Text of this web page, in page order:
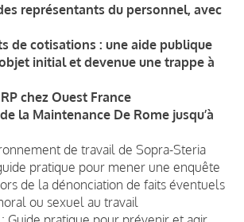
représentants du personnel, avec
de cotisations : une aide publique
initial et devenue une trappe à
chez Ouest France
la Maintenance De Rome jusqu’à
de travail de Sopra-Steria
pratique pour mener une enquête
de la dénonciation de faits éventuels
ou sexuel au travail